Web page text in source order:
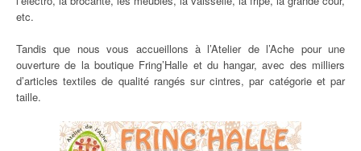
etc.
Tandis que nous vous accueillons à l’Atelier de l’Ache pour une
ouverture de la boutique Fring’Halle et du hangar, avec des milliers
d’articles textiles de qualité rangés sur cintres, par catégorie et par
taille.